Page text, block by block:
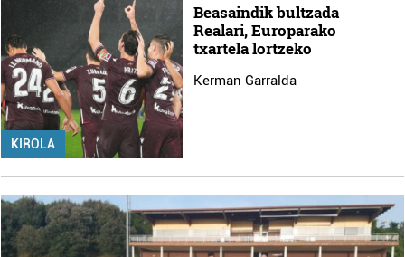
KIROLA
Beasaindik bultzada
Realari, Europarako
txartela lortzeko
Kerman Garralda